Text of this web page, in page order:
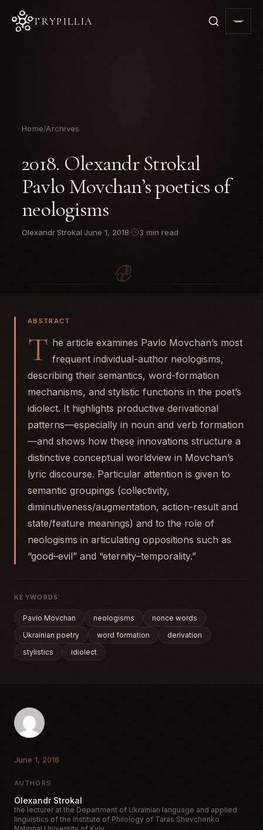
TRYPILLIA
Home/Archives
2018. Olexandr Strokal
Pavlo Movchan’s poetics of
neologisms
Olexandr Strokal·June 1, 2018· 3 min read
ABSTRACT
T he article examines Pavlo Movchan’s most
frequent individual-author neologisms,
describing their semantics, word-formation
mechanisms, and stylistic functions in the poet’s
idiolect. It highlights productive derivational
patterns—especially in noun and verb formation
—and shows how these innovations structure a
distinctive conceptual worldview in Movchan’s
lyric discourse. Particular attention is given to
semantic groupings (collectivity,
diminutiveness/augmentation, action-result and
state/feature meanings) and to the role of
neologisms in articulating oppositions such as
“good–evil” and “eternity–temporality.”
KEYWORDS
Pavlo Movchan neologisms
nonce words
Ukrainian poetry
word formation
derivation
stylistics
idiolect
June 1, 2018
AUTHORS
Olexandr Strokal
the lecturer at the Department of Ukrainian language and applied
linguistics of the Institute of Philology of Taras Shevchenko